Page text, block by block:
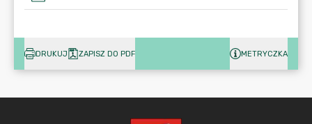
DRUKUJ ZAPISZ DO PDF METRYCZKA